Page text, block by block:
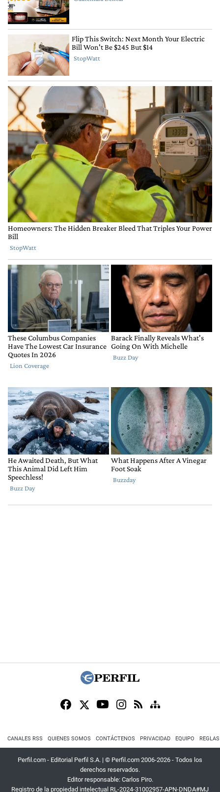
CANALES RSS QUIENES SOMOS CONTÁCTENOS PRIVACIDAD EQUIPO
Perfil.com - Editorial Perfil S.A. | © Perfil.com 2006-2026 - Todos los
derechos reservados.
Editor responsable: Carlos Piro.
Registro de la propiedad intelectual RL-2024-31002957-APN-DNDA#MJ